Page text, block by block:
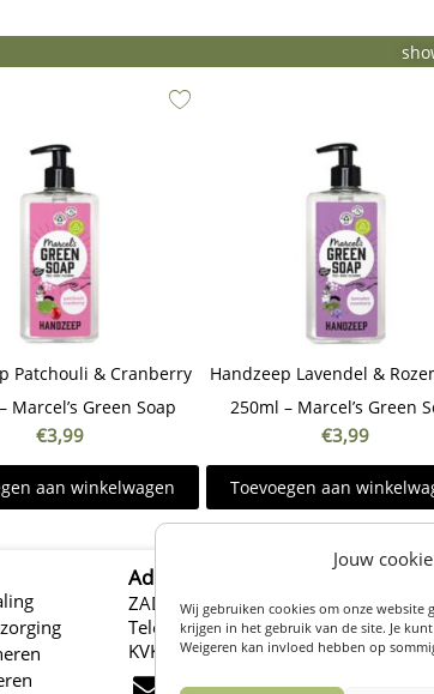
Jouw
Wij gebruiken cookies om onze website
krijgen in het gebruik van de site. Je
Weigeren kan invloed hebben op
Patchouli & Cranberry
Marcel’s Green Soap
€3,99
aan winkelwagen
Handzeep Lavendel &
250ml – Marcel’s Green
€3,99
Toevoegen aan
Adres:
ZADELSTRAAT 27, 3511LS
Telefoon: 06 82 36 1234
KVK: 57304467
E I